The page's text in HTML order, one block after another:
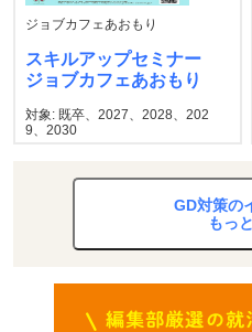
ジョブカフェあおもり
スキルアップセミナー
ジョブカフェあおもり
対象: 既卒、2027、2028、202
9、2030
GD対策の
もっ